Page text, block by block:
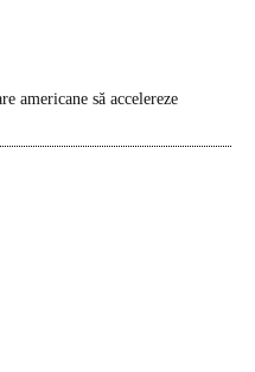
americane să accelereze